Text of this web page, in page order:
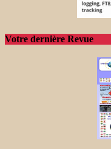
Votre dernière Revue